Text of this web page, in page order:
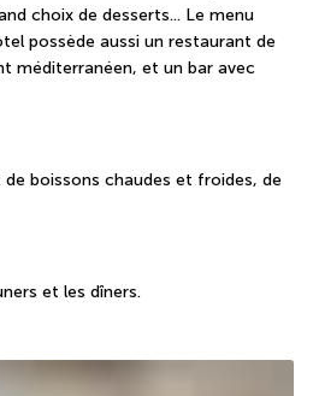
choix de desserts... Le menu
possède aussi un restaurant de
méditerranéen, et un bar avec
boissons chaudes et froides, de
et les dîners.